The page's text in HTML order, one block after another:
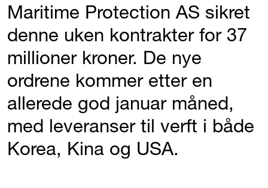
Maritime Protection AS sikret
denne uken kontrakter for 37
millioner kroner. De nye
ordrene kommer etter en
allerede god januar måned,
med leveranser til verft i både
Korea, Kina og USA.